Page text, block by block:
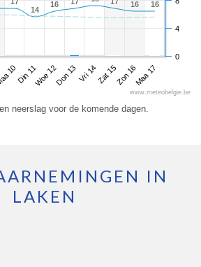
14
14
16
16 16
16 16
16
10Din 11Woe 12Don 13Vri 14Zat 15Zon 16Maa 17
0
4
www.meteobelgie.be
neerslag voor de komende dagen.
IN
LAKEN